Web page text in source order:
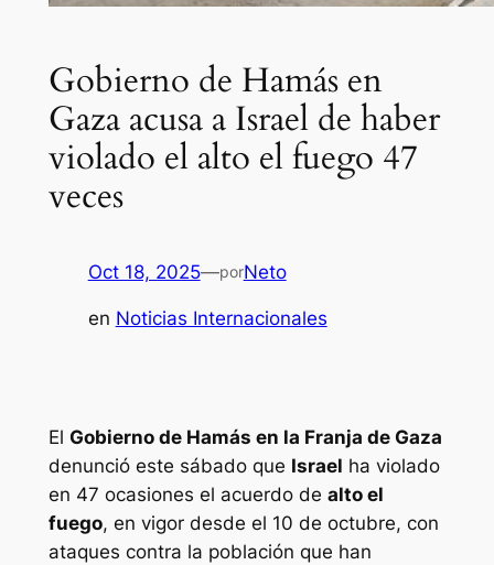
Gobierno de Hamás en
Gaza acusa a Israel de haber
violado el alto el fuego 47
veces
Oct 18, 2025—porNeto
en Noticias Internacionales
El Gobierno de Hamás en la Franja de Gaza
denunció este sábado que Israel ha violado
en 47 ocasiones el acuerdo de alto el
fuego, en vigor desde el 10 de octubre, con
ataques contra la población que han